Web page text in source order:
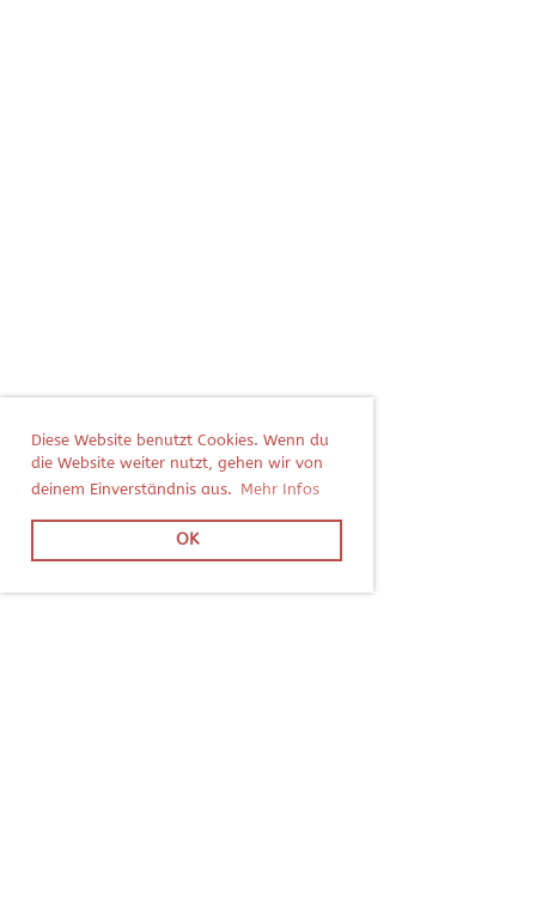
Diese Website benutzt Cookies. Wenn du
die Website weiter nutzt, gehen wir von
deinem Einverständnis aus. Mehr Infos
OK